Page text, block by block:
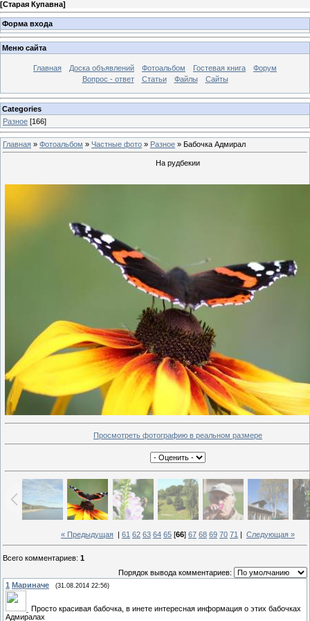
[Старая Купавна]
Форма входа
Меню сайта
Главная Доска объявлений Фотоальбом Гостевая книга
Форум
Вопрос - ответ
Статьи Файлы Сайты
Categories
Разное [166]
Главная » Фотоальбом » Частные фото » Разное » Бабочка Адмирал
На рудбекии
Просмотреть фотографию в реальном размере
« Предыдущая 61 62 63 64 65 [66] 67 68 69 70 71 Следующая »
Всего комментариев: 1
Порядок вывода комментариев:
1 Мариначе (31.08.2014 22:56)
Просто красивая бабочка, в инете интересная информация о этих бабочках
Адмиралах